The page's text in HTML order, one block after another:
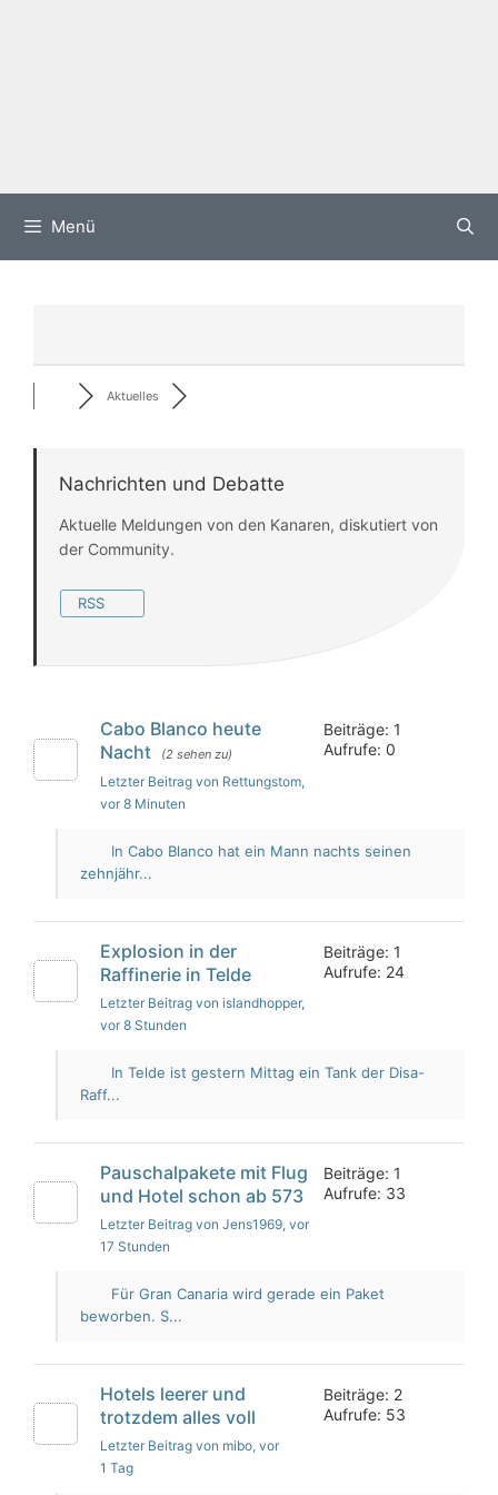
Menü
Aktuelles
Nachrichten und Debatte
Aktuelle Meldungen von den Kanaren, diskutiert von
der Community.
RSS
Cabo Blanco heute
Nacht
(2 sehen zu)
Letzter Beitrag von Rettungstom,
vor 8 Minuten
Beiträge: 1
Aufrufe: 0
In Cabo Blanco hat ein Mann nachts seinen
zehnjähr...
Explosion in der
Raffinerie in Telde
Letzter Beitrag von islandhopper,
vor 8 Stunden
Beiträge: 1
Aufrufe: 24
In Telde ist gestern Mittag ein Tank der Disa-
Raff...
Pauschalpakete mit Flug
und Hotel schon ab 573
Letzter Beitrag von Jens1969, vor
17 Stunden
Beiträge: 1
Aufrufe: 33
Für Gran Canaria wird gerade ein Paket
beworben. S...
Hotels leerer und
trotzdem alles voll
Letzter Beitrag von mibo, vor
1 Tag
Beiträge: 2
Aufrufe: 53